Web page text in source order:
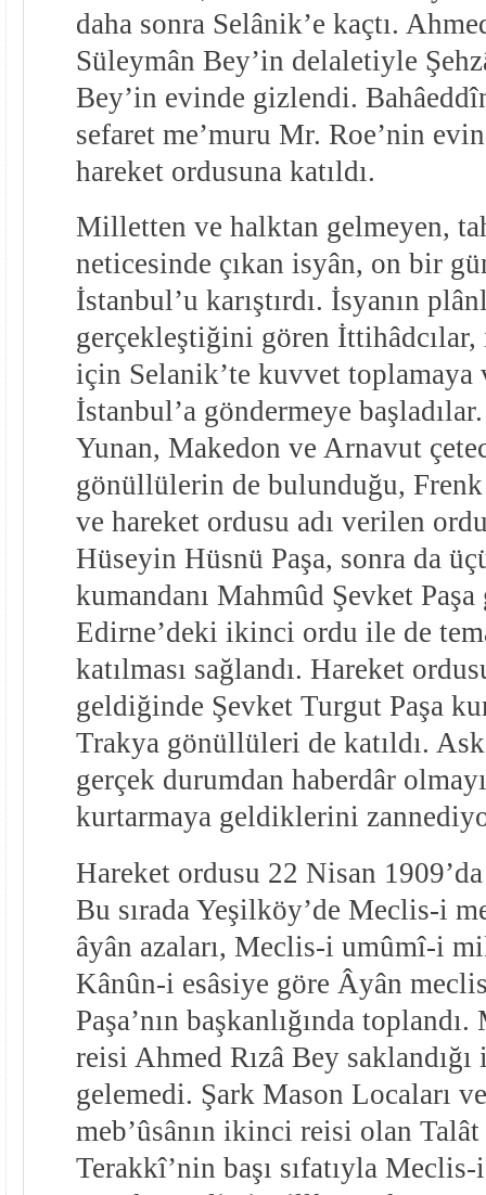
daha sonra Selânik’e kaçtı.
Süleymân Bey’in delaletiyle
Bey’in evinde gizlendi.
sefaret me’muru Mr. Roe’nin
hareket ordusuna katıldı.
Milletten ve halktan gelmeyen,
neticesinde çıkan isyân, on bir
İstanbul’u karıştırdı. İsyanın
gerçekleştiğini gören İttihâdcılar,
için Selanik’te kuvvet toplamaya
İstanbul’a göndermeye
Yunan, Makedon ve Arnavut
gönüllülerin de bulunduğu, Frenk
ve hareket ordusu adı verilen
Hüseyin Hüsnü Paşa, sonra da
kumandanı Mahmûd Şevket
Edirne’deki ikinci ordu ile de
katılması sağlandı. Hareket
geldiğinde Şevket Turgut Paşa
Trakya gönüllüleri de katıldı.
gerçek durumdan haberdâr
kurtarmaya geldiklerini
Hareket ordusu 22 Nisan 1909’
Bu sırada Yeşilköy’de Meclis-i
âyân azaları, Meclis-i umûmî-i
Kânûn-i esâsiye göre Âyân
Paşa’nın başkanlığında
reisi Ahmed Rızâ Bey
gelemedi. Şark Mason Locaları
meb’ûsânın ikinci reisi olan
Terakkî’nin başı sıfatıyla